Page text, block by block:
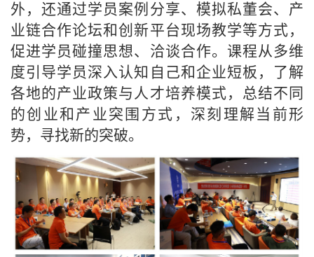
外，还通过学员案例分享、模拟私董会、产
业链合作论坛和创新平台现场教学等方式，
促进学员碰撞思想、洽谈合作。课程从多维
度引导学员深入认知自己和企业短板，了解
各地的产业政策与人才培养模式，总结不同
的创业和产业突围方式，深刻理解当前形
势，寻找新的突破。